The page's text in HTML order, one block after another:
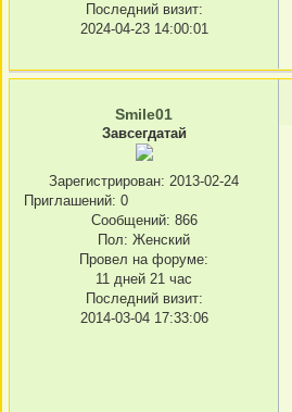
Последний визит:
2024-04-23 14:00:01
Smile01
Завсегдатай
Зарегистрирован: 2013-02-24
Приглашений: 0
Сообщений: 866
Пол: Женский
Провел на форуме:
11 дней 21 час
Последний визит:
2014-03-04 17:33:06